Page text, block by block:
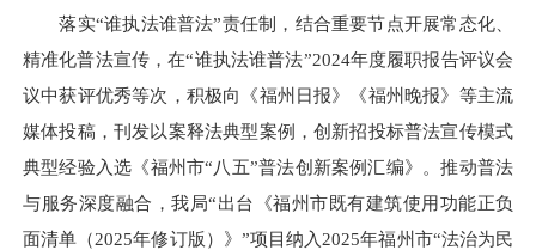
落实“谁执法谁普法”责任制，结合重要节点开展常态化、
精准化普法宣传，在“谁执法谁普法”2024年度履职报告评议会
议中获评优秀等次，积极向《福州日报》《福州晚报》等主流
媒体投稿，刊发以案释法典型案例，创新招投标普法宣传模式
典型经验入选《福州市“八五”普法创新案例汇编》。推动普法
与服务深度融合，我局“出台《福州市既有建筑使用功能正负
面清单（2025年修订版）》”项目纳入2025年福州市“法治为民